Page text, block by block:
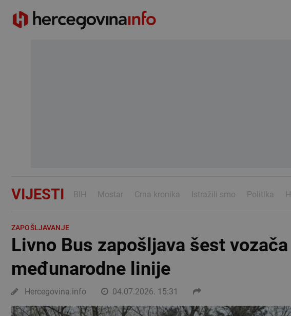
VIJESTI BIH Mostar Crna kronika Istražili smo Politika
ZAPOŠLJAVANJE
Livno Bus zapošljava šest
međunarodne linije
Hercegovina.info 04.07.2026. 15:31